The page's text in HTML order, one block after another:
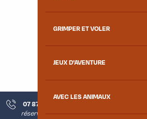
GRIMPER ET VOLER
JEUX D'AVENTURE
AVEC LES ANIMAUX
07 87 54 62
réservation